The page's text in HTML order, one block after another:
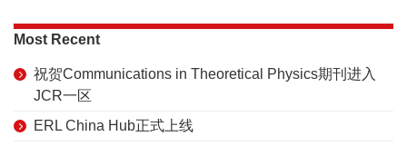
Most Recent
祝贺Communications in Theoretical Physics期刊进入
JCR一区
ERL China Hub正式上线